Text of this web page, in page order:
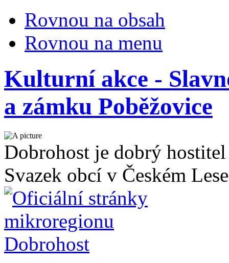
Rovnou na obsah
Rovnou na menu
Kulturní akce -
a zámku Poběžovice
Dobrohost je dobrý hostitel
Svazek obcí v Českém Lese